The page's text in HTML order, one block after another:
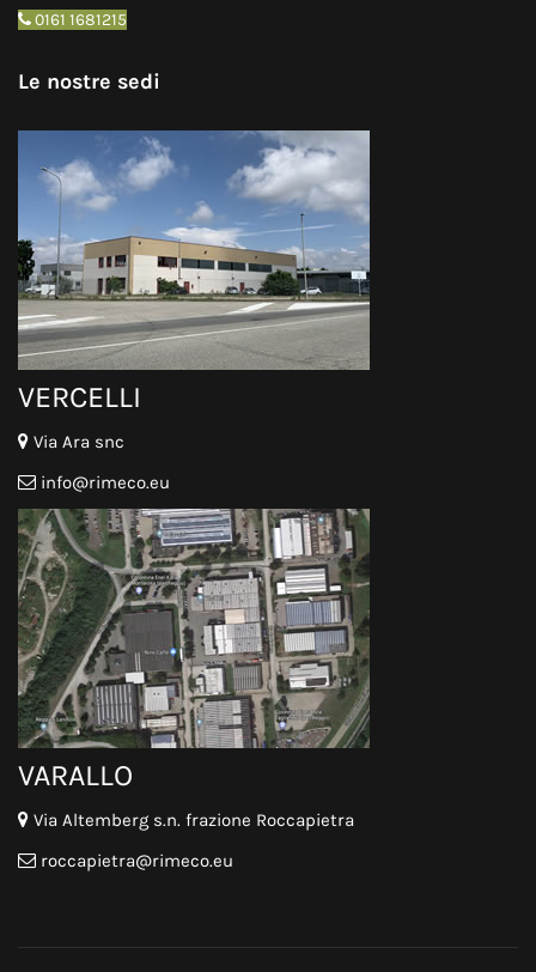
0161 1681215
Le nostre sedi
VERCELLI
Via Ara snc
info@rimeco.eu
VARALLO
Via Altemberg s.n. frazione Roccapietra
roccapietra@rimeco.eu